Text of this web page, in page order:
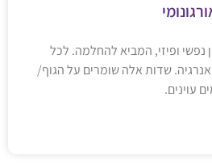
נפשי ופיזי, המביא להחלמה. לכל
שדות אלה שומרים על הגוף/
עוינים.